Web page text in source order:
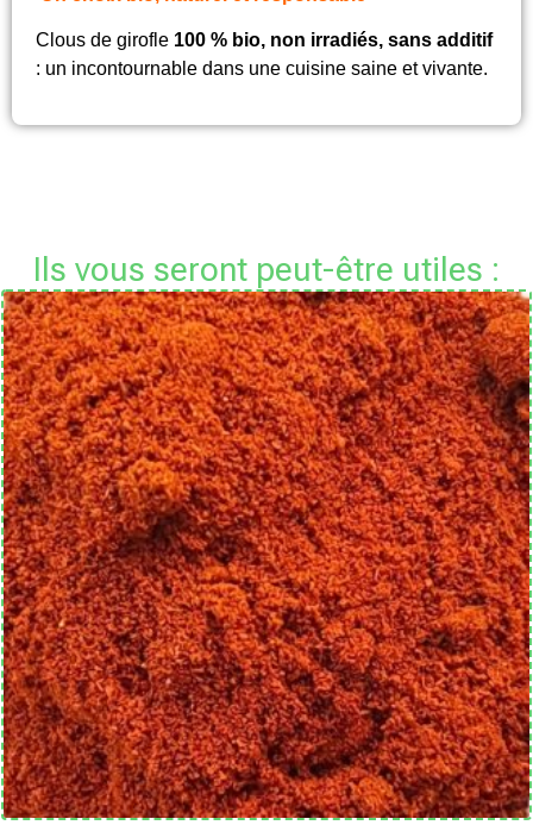
Clous de girofle 100 % bio, non irradiés, sans additif
: un incontournable dans une cuisine saine et vivante.
Ils vous seront peut-être utiles :